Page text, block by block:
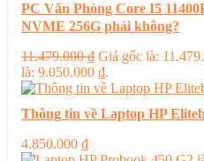
PC Văn Phòng Core I5
NVME 256G phải không?
11.479.000₫ Giá gốc là:
là: 9.050.000 ₫.
Thông tin về Laptop HP
4.850.000 ₫